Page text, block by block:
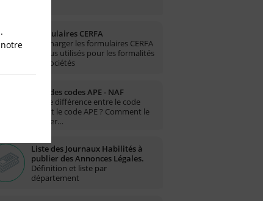
Formulaires CERFA
Télécharger les formulaires CERFA
les plus utilisés pour les formalités
des sociétés
Liste des codes APE - NAF
Quelle différence entre le code
NAF et le code APE ? Comment le
trouver…
Liste des Journaux Habilités à
publier des Annonces Légales.
Définition et liste par
département